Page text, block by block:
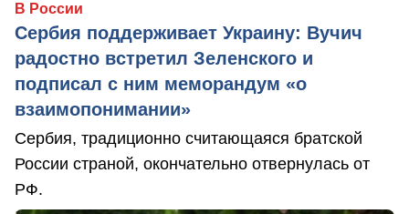
В России
Сербия поддерживает Украину: Вучич
радостно встретил Зеленского и
подписал с ним меморандум «о
взаимопонимании»
Сербия, традиционно считающаяся братской
России страной, окончательно отвернулась от
РФ.